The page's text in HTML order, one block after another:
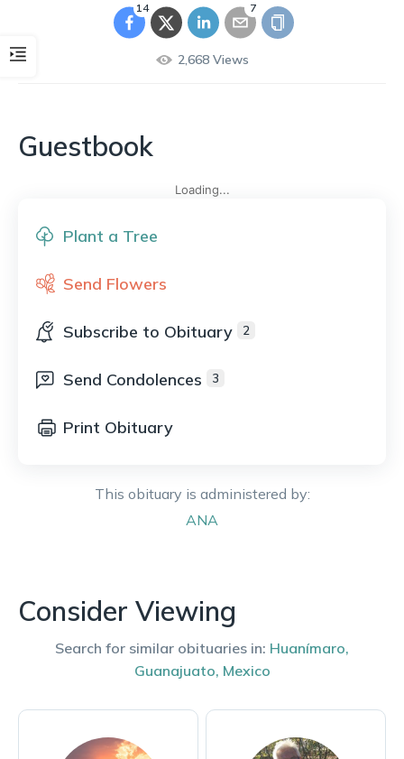
Plant a Tree
Send Flowers
2
Subscribe to Obituary
3
Send Condolences
Print Obituary
This obituary is administered by:
ANA
14 7
2,668Views
Guestbook
Loading...
Consider Viewing
Search for similar obituaries in: Huanímaro,
Guanajuato, Mexico